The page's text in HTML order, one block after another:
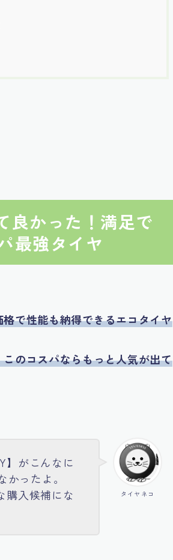
良かった！満足で
最強タイヤ
で性能も納得できるエコタイヤ
のコスパならもっと人気が出て
タイヤネコ
】がこんなに
ったよ。
購入候補にな